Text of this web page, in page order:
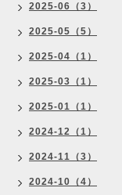
2025-06（3）
2025-05（5）
2025-04（1）
2025-03（1）
2025-01（1）
2024-12（1）
2024-11（3）
2024-10（4）